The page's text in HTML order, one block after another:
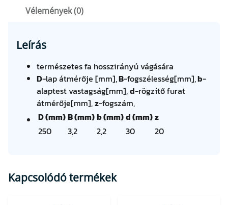
2
3
0
Z
2
0
4
Vélemények (0)
Leírás
természetes fa hosszirányú vágására
D-lap átmérője [mm],B-fogszélesség[mm],b-
alaptest vastagság[mm],d-rögzítő furat
átmérője[mm],z-fogszám,
D (mm)B (mm)b (mm)d (mm)z
250
3,2 2,2 30 20
Kapcsolódó termékek